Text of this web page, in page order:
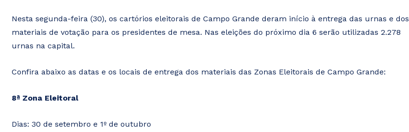
Nesta segunda-feira (30), os cartórios eleitorais de Campo Grande deram início à entrega das urnas e dos
materiais de votação para os presidentes de mesa. Nas eleições do próximo dia 6 serão utilizadas 2.278
urnas na capital.
Confira abaixo as datas e os locais de entrega dos materiais das Zonas Eleitorais de Campo Grande:
8ª Zona Eleitoral
Dias: 30 de setembro e 1º de outubro